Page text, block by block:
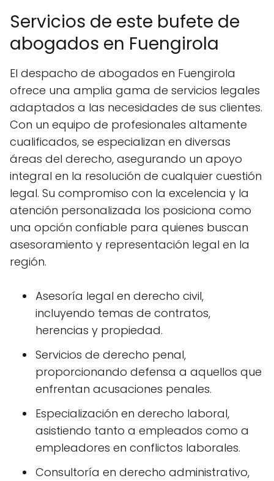
Servicios de este bufete de
abogados en Fuengirola
El despacho de abogados en Fuengirola
ofrece una amplia gama de servicios legales
adaptados a las necesidades de sus clientes.
Con un equipo de profesionales altamente
cualificados, se especializan en diversas
áreas del derecho, asegurando un apoyo
integral en la resolución de cualquier cuestión
legal. Su compromiso con la excelencia y la
atención personalizada los posiciona como
una opción confiable para quienes buscan
asesoramiento y representación legal en la
región.
Asesoría legal en derecho civil,
incluyendo temas de contratos,
herencias y propiedad.
Servicios de derecho penal,
proporcionando defensa a aquellos que
enfrentan acusaciones penales.
Especialización en derecho laboral,
asistiendo tanto a empleados como a
empleadores en conflictos laborales.
Consultoría en derecho administrativo,